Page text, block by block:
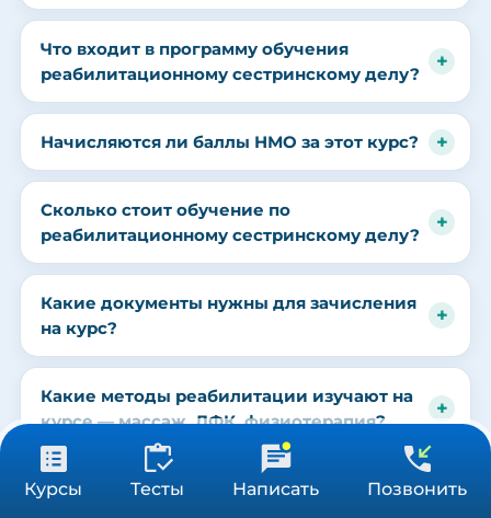
Курсы Тесты Написать Позвонить
Что входит в программу обучения
реабилитационному сестринскому делу?
Начисляются ли баллы НМО за этот курс?
Сколько стоит обучение по
реабилитационному сестринскому делу?
Какие документы нужны для зачисления
на курс?
Какие методы реабилитации изучают на
курсе — массаж, ЛФК, физиотерапия?
Нужно ли удостоверение о
от 3 900 ₽
36/72/144 ч Получить консультацию